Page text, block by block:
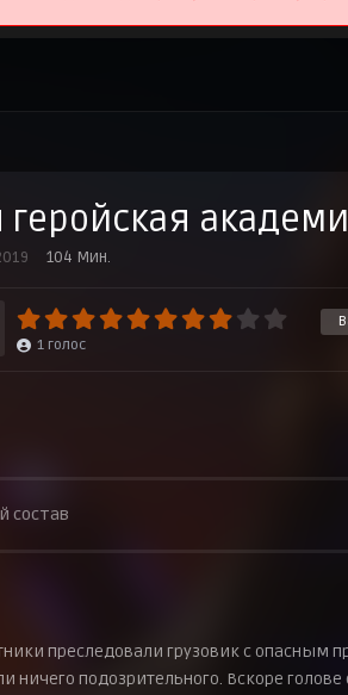
104 Мин.
1 голос
состав
преследовали грузовик с опасным
подозрительного. Вскоре